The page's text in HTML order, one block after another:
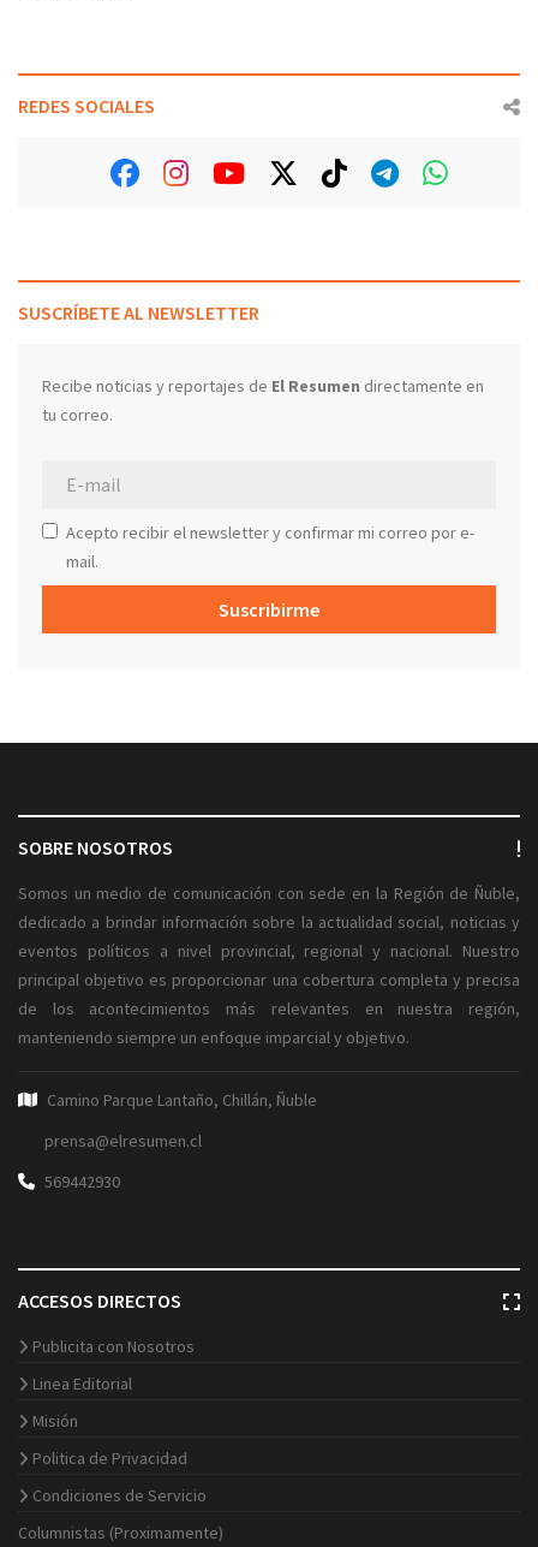
REDES SOCIALES
SUSCRÍBETE AL NEWSLETTER
Recibe noticias y reportajes de El Resumen directamente en
tu correo.
Acepto recibir el newsletter y confirmar mi correo por e-
mail.
Suscribirme
SOBRE NOSOTROS
Somos un medio de comunicación con sede en la Región de Ñuble,
dedicado a brindar información sobre la actualidad social, noticias y
eventos políticos a nivel provincial, regional y nacional. Nuestro
principal objetivo es proporcionar una cobertura completa y precisa
de los acontecimientos más relevantes en nuestra región,
manteniendo siempre un enfoque imparcial y objetivo.
Camino Parque Lantaño, Chillán, Ñuble
prensa@elresumen.cl
569442930
ACCESOS DIRECTOS
Publicita con Nosotros
Linea Editorial
Misión
Politica de Privacidad
Condiciones de Servicio
Columnistas (Proximamente)